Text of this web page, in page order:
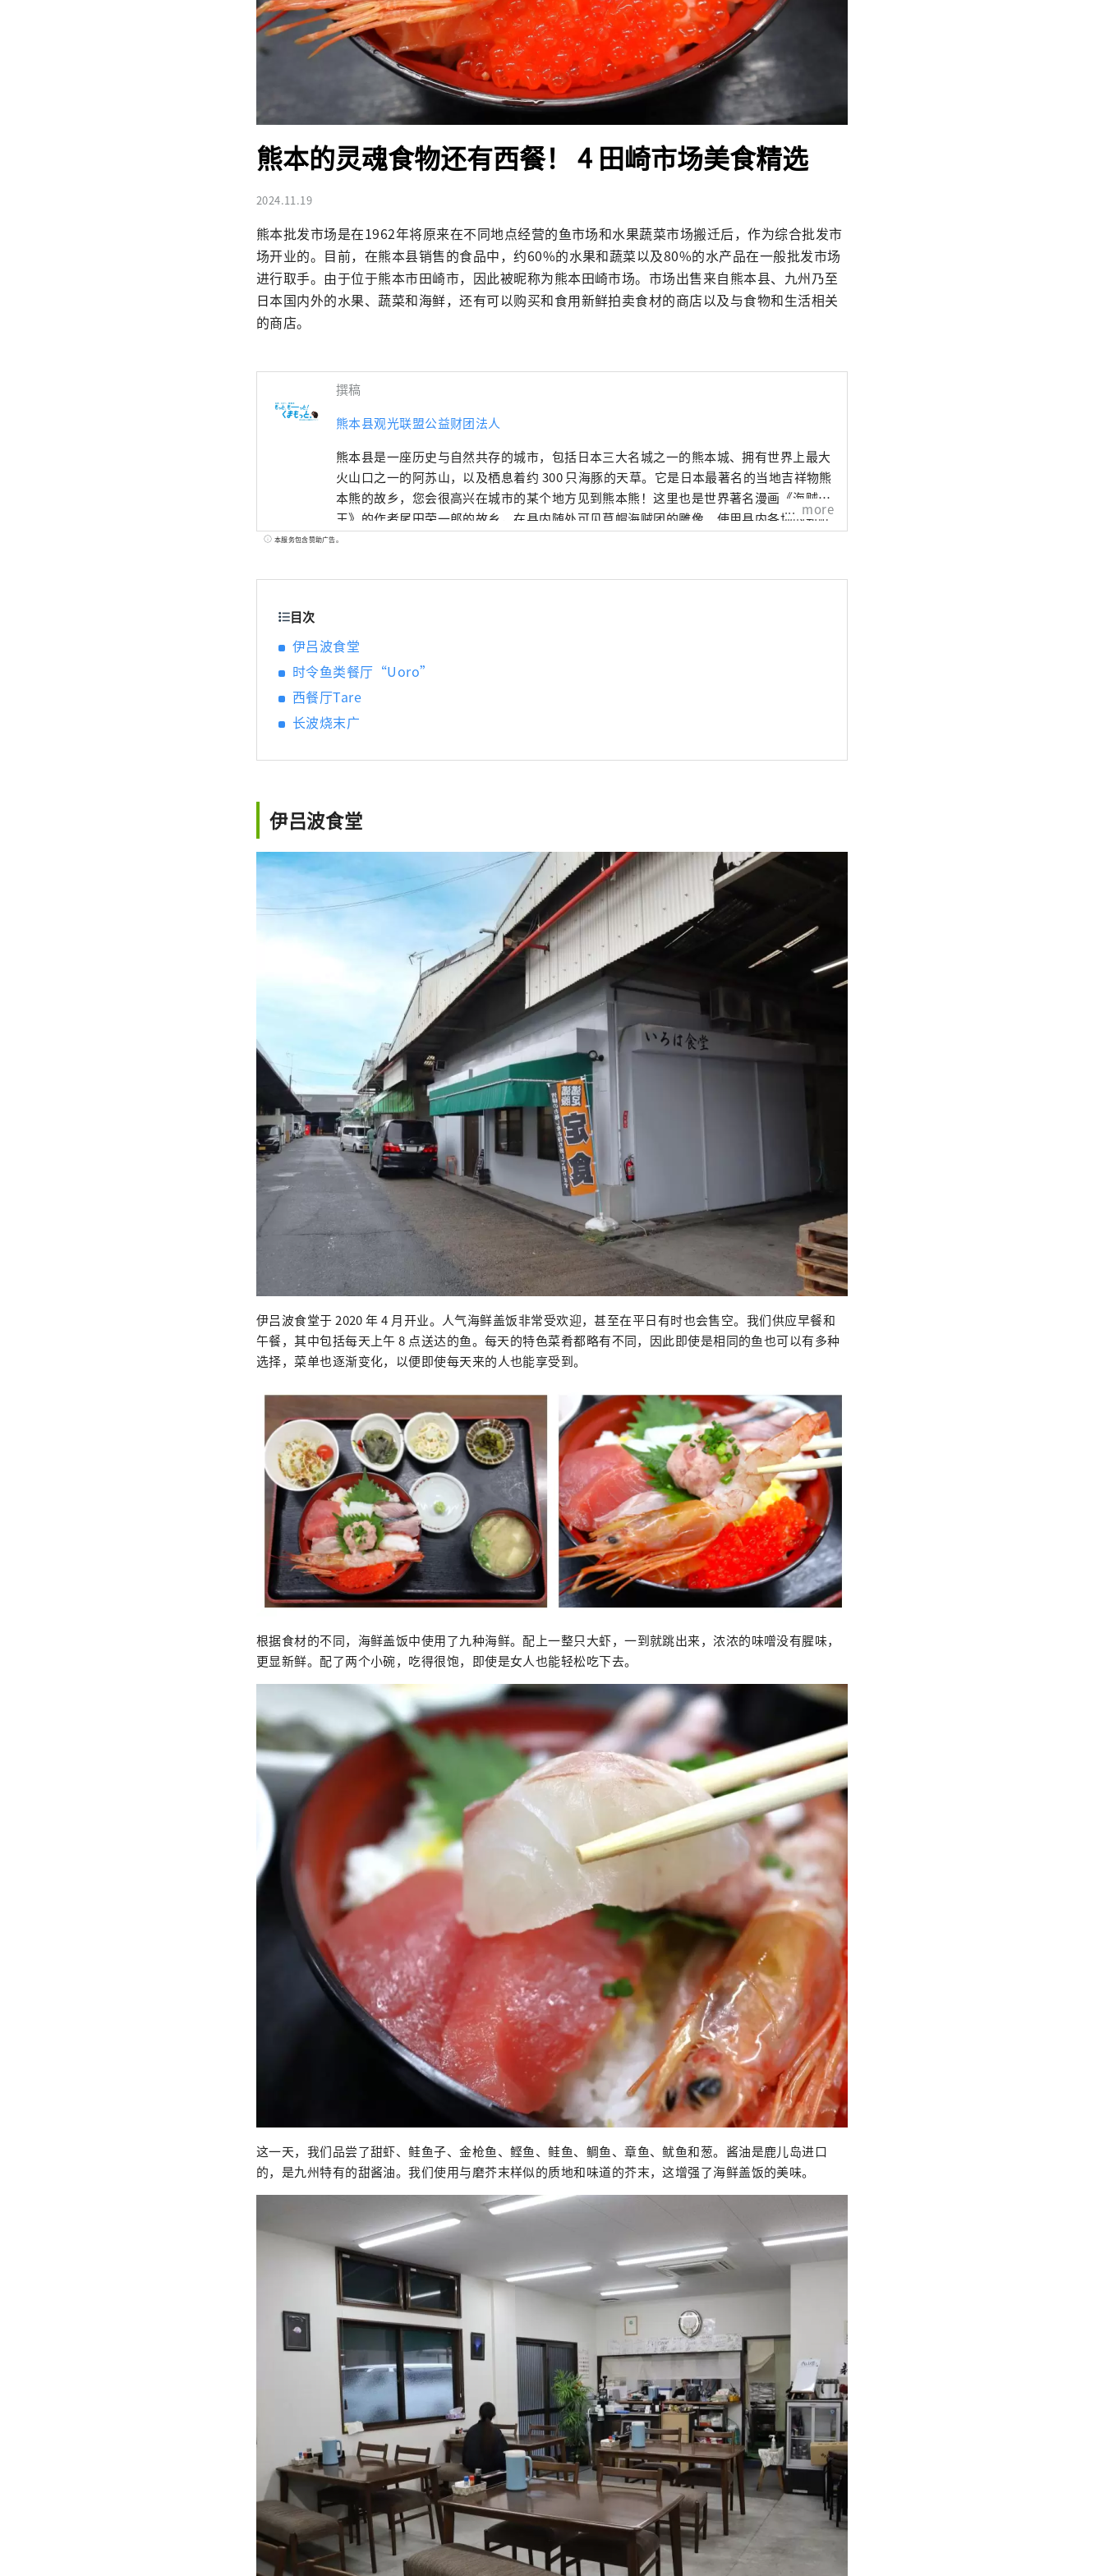
熊本的灵魂食物还有西餐！ 4 田崎市场美食精选
2024.11.19
熊本批发市场是在1962年将原来在不同地点经营的鱼市场和水果蔬菜市场搬迁后，作为综合批发市
场开业的。目前，在熊本县销售的食品中，约60%的水果和蔬菜以及80%的水产品在一般批发市场
进行取手。由于位于熊本市田崎市，因此被昵称为熊本田崎市场。市场出售来自熊本县、九州乃至
日本国内外的水果、蔬菜和海鲜，还有可以购买和食用新鲜拍卖食材的商店以及与食物和生活相关
的商店。
撰稿
熊本县观光联盟公益财团法人
熊本县是一座历史与自然共存的城市，包括日本三大名城之一的熊本城、拥有世界上最大
火山口之一的阿苏山，以及栖息着约 300 只海豚的天草。它是日本最著名的当地吉祥物熊
本熊的故乡，您会很高兴在城市的某个地方见到熊本熊！这里也是世界著名漫画《海贼
王》的作者尾田荣一郎的故乡，在县内随处可见草帽海贼团的雕像。使用县内各地的新鲜
食材制作的食物和饮料都很美味。请来熊本县看看，它会抚慰你的五种感官！
more
本服务包含赞助广告。
目次
伊吕波食堂
时令鱼类餐厅“Uoro”
西餐厅Tare
长波烧末广
伊吕波食堂
伊吕波食堂于 2020 年 4 月开业。人气海鲜盖饭非常受欢迎，甚至在平日有时也会售空。我们供应早餐和
午餐，其中包括每天上午 8 点送达的鱼。每天的特色菜肴都略有不同，因此即使是相同的鱼也可以有多种
选择，菜单也逐渐变化，以便即使每天来的人也能享受到。
根据食材的不同，海鲜盖饭中使用了九种海鲜。配上一整只大虾，一到就跳出来，浓浓的味噌没有腥味，
更显新鲜。配了两个小碗，吃得很饱，即使是女人也能轻松吃下去。
这一天，我们品尝了甜虾、鲑鱼子、金枪鱼、鲣鱼、鲑鱼、鲷鱼、章鱼、鱿鱼和葱。酱油是鹿儿岛进口
的，是九州特有的甜酱油。我们使用与磨芥末样似的质地和味道的芥末，这增强了海鲜盖饭的美味。